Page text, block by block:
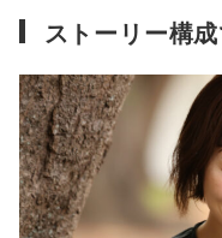
ストーリー構